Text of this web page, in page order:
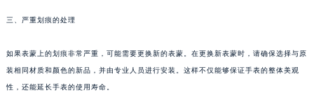
三、严重划痕的处理
如果表蒙上的划痕非常严重，可能需要更换新的表蒙。在更换新表蒙时，请确保选择与原
装相同材质和颜色的新品，并由专业人员进行安装。这样不仅能够保证手表的整体美观
性，还能延长手表的使用寿命。